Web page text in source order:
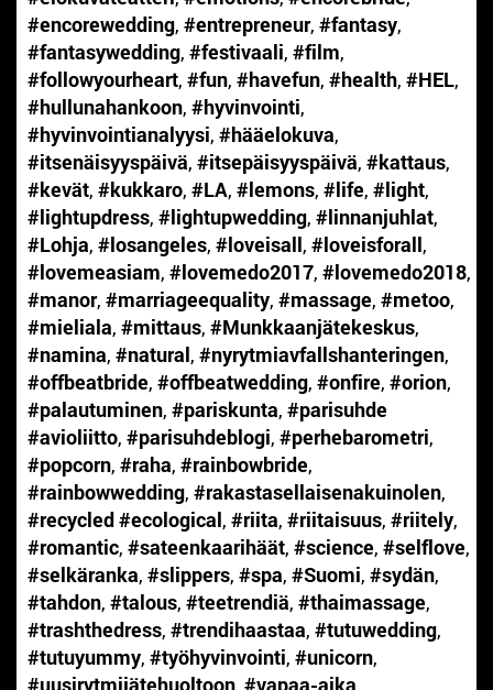
#encorewedding, #entrepreneur, #fantasy,
#fantasywedding, #festivaali, #film,
#followyourheart, #fun, #havefun, #health, #HEL,
#hullunahankoon, #hyvinvointi,
#hyvinvointianalyysi, #hääelokuva,
#itsenäisyyspäivä, #itsepäisyyspäivä, #kattaus,
#kevät, #kukkaro, #LA, #lemons, #life, #light,
#lightupdress, #lightupwedding, #linnanjuhlat,
#Lohja, #losangeles, #loveisall, #loveisforall,
#lovemeasiam, #lovemedo2017, #lovemedo2018,
#manor, #marriageequality, #massage, #metoo,
#mieliala, #mittaus, #Munkkaanjätekeskus,
#namina, #natural, #nyrytmiavfallshanteringen,
#offbeatbride, #offbeatwedding, #onfire, #orion,
#palautuminen, #pariskunta, #parisuhde
#avioliitto, #parisuhdeblogi, #perhebarometri,
#popcorn, #raha, #rainbowbride,
#rainbowwedding, #rakastasellaisenakuinolen,
#recycled #ecological, #riita, #riitaisuus, #riitely,
#romantic, #sateenkaarihäät, #science, #selflove,
#selkäranka, #slippers, #spa, #Suomi, #sydän,
#tahdon, #talous, #teetrendiä, #thaimassage,
#trashthedress, #trendihaastaa, #tutuwedding,
#tutuyummy, #työhyvinvointi, #unicorn,
#uusirytmijätehuoltoon, #vapaa-aika,